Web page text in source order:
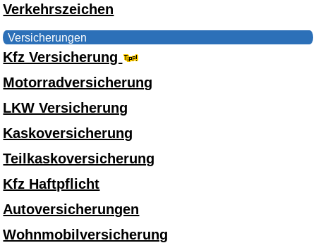
Verkehrszeichen
Versicherungen
Kfz Versicherung
Motorradversicherung
LKW Versicherung
Kaskoversicherung
Teilkaskoversicherung
Kfz Haftpflicht
Autoversicherungen
Wohnmobilversicherung